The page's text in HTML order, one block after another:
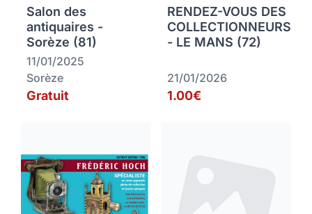
Salon des
antiquaires -
Sorèze (81)
11/01/2025
Sorèze
Gratuit
RENDEZ-VOUS DES
COLLECTIONNEURS
- LE MANS (72)
21/01/2026
1.00€